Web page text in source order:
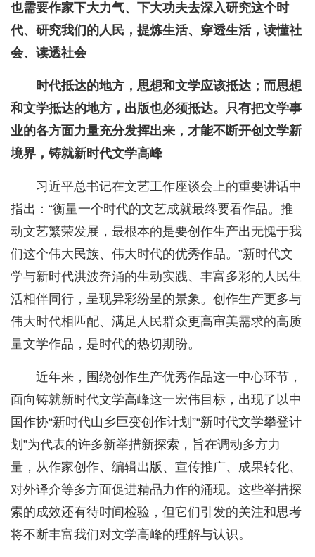
也需要作家下大力气、下大功夫去深入研究这个时
代、研究我们的人民，提炼生活、穿透生活，读懂社
会、读透社会
时代抵达的地方，思想和文学应该抵达；而思想
和文学抵达的地方，出版也必须抵达。只有把文学事
业的各方面力量充分发挥出来，才能不断开创文学新
境界，铸就新时代文学高峰
习近平总书记在文艺工作座谈会上的重要讲话中
指出：“衡量一个时代的文艺成就最终要看作品。推
动文艺繁荣发展，最根本的是要创作生产出无愧于我
们这个伟大民族、伟大时代的优秀作品。”新时代文
学与新时代洪波奔涌的生动实践、丰富多彩的人民生
活相伴同行，呈现异彩纷呈的景象。创作生产更多与
伟大时代相匹配、满足人民群众更高审美需求的高质
量文学作品，是时代的热切期盼。
近年来，围绕创作生产优秀作品这一中心环节，
面向铸就新时代文学高峰这一宏伟目标，出现了以中
国作协“新时代山乡巨变创作计划”“新时代文学攀登计
划”为代表的许多新举措新探索，旨在调动多方力
量，从作家创作、编辑出版、宣传推广、成果转化、
对外译介等多方面促进精品力作的涌现。这些举措探
索的成效还有待时间检验，但它们引发的关注和思考
将不断丰富我们对文学高峰的理解与认识。